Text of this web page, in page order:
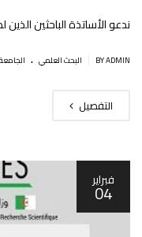
ندعو اﻷساتذة الباحثين
BY ADMIN البحث العلمي .
التفصيل
فبراير
04